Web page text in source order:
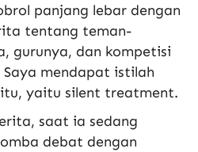
panjang lebar dengan
tentang teman-
gurunya, dan kompetisi
mendapat istilah
yaitu silent treatment.
saat ia sedang
debat dengan